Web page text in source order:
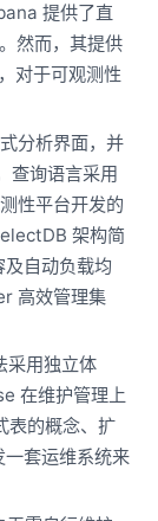
提供了直
然而，其提供
对于可观测性
分析界面，并
查询语言采用
性平台开发的
架构简
自动负载均
高效管理集
采用独立体
在维护管理上
表的概念、扩
套运维系统来